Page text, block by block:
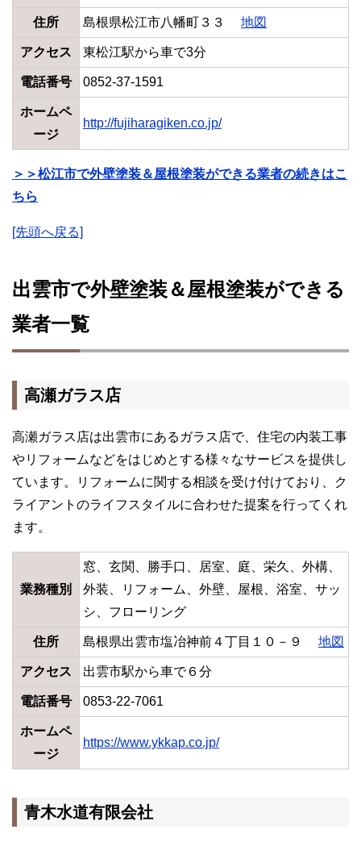
住所 島根県松江市八幡町３３ 地図
アクセス 東松江駅から車で3分
電話番号 0852-37-1591
ホームペ
ージ
http://fujiharagiken.co.jp/
＞＞松江市で外壁塗装＆屋根塗装ができる業者の続きはこ
ちら
[先頭へ戻る]
出雲市で外壁塗装＆屋根塗装ができる
業者一覧
高瀬ガラス店
高瀬ガラス店は出雲市にあるガラス店で、住宅の内装工事
やリフォームなどをはじめとする様々なサービスを提供し
ています。リフォームに関する相談を受け付けており、ク
ライアントのライフスタイルに合わせた提案を行ってくれ
ます。
業務種別
窓、玄関、勝手口、居室、庭、栄久、外構、
外装、リフォーム、外壁、屋根、浴室、サッ
シ、フローリング
住所 島根県出雲市塩冶神前４丁目１０－９ 地図
アクセス 出雲市駅から車で６分
電話番号 0853-22-7061
ホームペ
ージ
https://www.ykkap.co.jp/
青木水道有限会社